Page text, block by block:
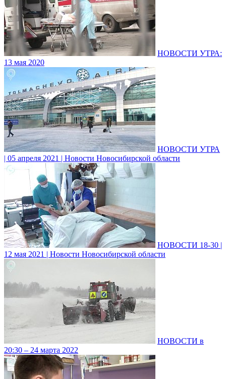
НОВОСТИ УТРА:
13 мая 2020
НОВОСТИ УТРА
| 05 апреля 2021 | Новости Новосибирской области
НОВОСТИ 18-30 |
12 мая 2021 | Новости Новосибирской области
НОВОСТИ в
20:30 – 24 марта 2022